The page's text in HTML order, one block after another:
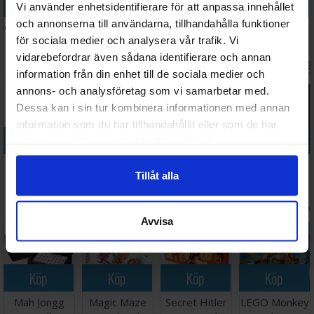
Vi använder enhetsidentifierare för att anpassa innehållet
och annonserna till användarna, tillhandahålla funktioner
för sociala medier och analysera vår trafik. Vi
vidarebefordrar även sådana identifierare och annan
information från din enhet till de sociala medier och
annons- och analysföretag som vi samarbetar med.
Dessa kan i sin tur kombinera informationen med annan
information som du har tillhandahållit eller som de har
Tillåt alla
Avvisa
Omvendtspillet
Familie -
NORSK
110 SEK I lager:5
Monopoly
Harry Potter
Brädspel
498 SEK I lager:2
Quacks of
Quedlinburg
Duel Brädspel
248 SEK I lager:2
Myrstacken
268 SEK 2026-
Potter
141 SEK
Brädspel
388 SEK
Tournament
47x44cm
988 SEK
Brädspel
358 SEK I
Köp
Mah Jongg
Köp
Magic Maze
Köp
Secret Hitler
Köp
LEGO Monkey